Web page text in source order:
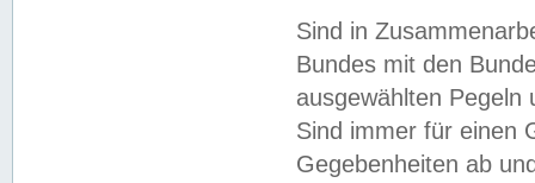
Sind in
Bundes mit den
ausgewählten
Sind immer für einen
Gegebenheiten ab